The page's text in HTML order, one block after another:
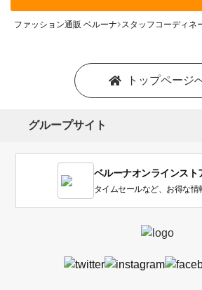
ファッション通販 ベルーナ スタッフコーディネ
トップページ
グループサイト
ベルーナオンラインスト
タイムセールなど、お得な情